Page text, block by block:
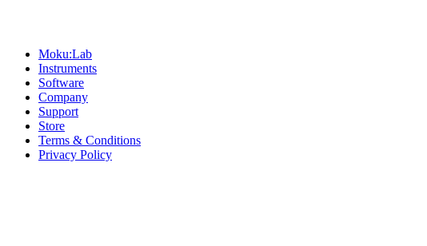
Moku:Lab
Instruments
Software
Company
Support
Store
Terms & Conditions
Privacy Policy